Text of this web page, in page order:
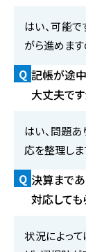
はい、可能
がら進めます
Q 記帳が途
大丈夫です
はい、問題
応を整理しま
Q 決算まで
対応しても
状況によっ